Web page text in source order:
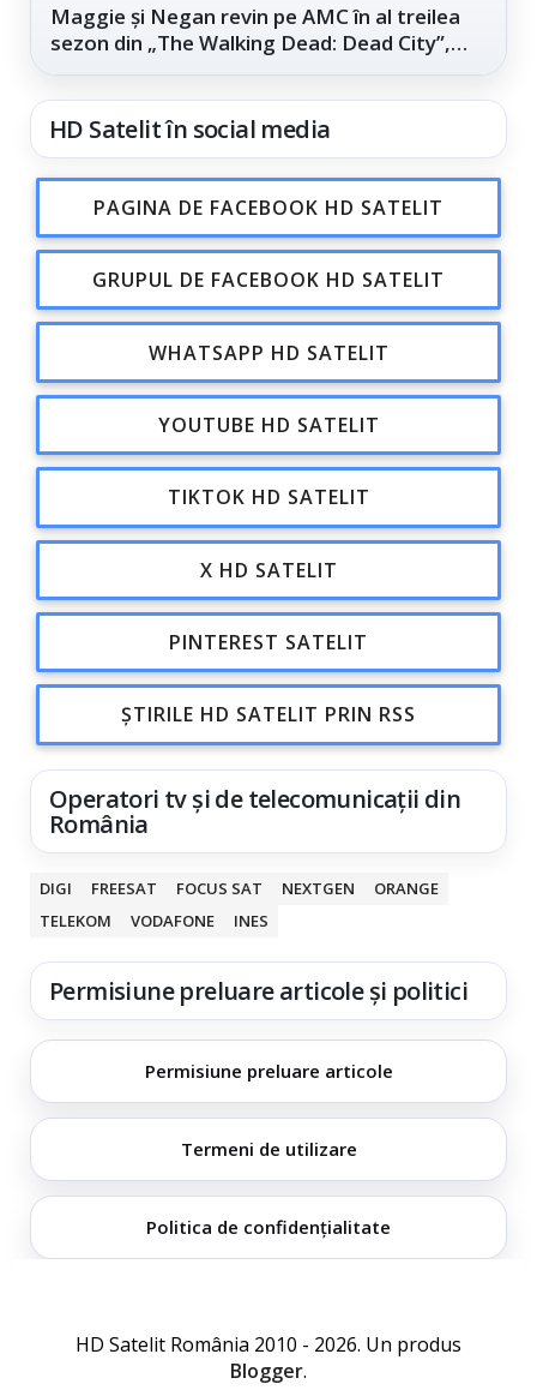
Maggie și Negan revin pe AMC în al treilea
sezon din „The Walking Dead: Dead City”,
HD Satelit în social media
PAGINA DE FACEBOOK HD SATELIT
GRUPUL DE FACEBOOK HD SATELIT
WHATSAPP HD SATELIT
YOUTUBE HD SATELIT
TIKTOK HD SATELIT
X HD SATELIT
PINTEREST SATELIT
ȘTIRILE HD SATELIT PRIN RSS
Operatori tv și de telecomunicații din
România
DIGI FREESAT FOCUS SAT NEXTGEN
ORANGE
TELEKOM
VODAFONE INES
Permisiune preluare articole și politici
Permisiune preluare articole
Termeni de utilizare
Politica de confidențialitate
HD Satelit România 2010 - 2026. Un produs
Blogger.